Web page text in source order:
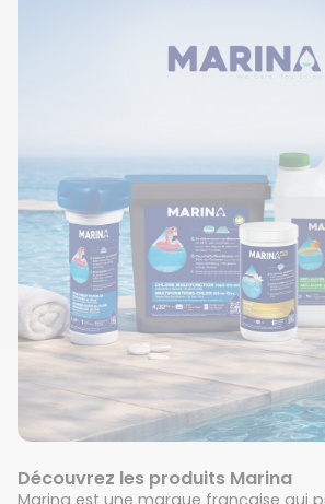
Découvrez les produits Marina
Marina est une marque française qui